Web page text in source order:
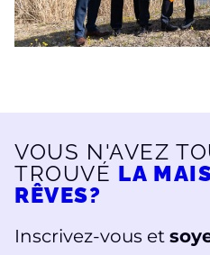
VOUS N'AVEZ
TROUVÉ LA
RÊVES?
Inscrivez-vous et